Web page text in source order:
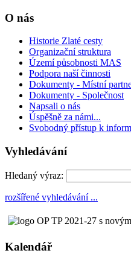
O nás
Historie Zlaté cesty
Organizační struktura
Území působnosti MAS
Podpora naší činnosti
Dokumenty - Místní
Dokumenty - Společnost
Napsali o nás
Úspěšně za námi...
Svobodný přístup k
Vyhledávání
Hledaný výraz:
rozšířené vyhledávání ...
Kalendář